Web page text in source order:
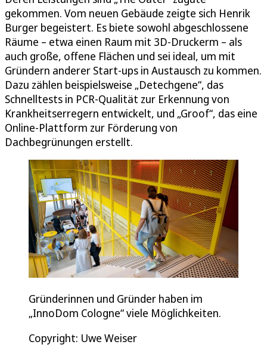
gekommen. Vom neuen Gebäude zeigte sich Henrik
Burger begeistert. Es biete sowohl abgeschlossene
Räume – etwa einen Raum mit 3D-Druckerm – als
auch große, offene Flächen und sei ideal, um mit
Gründern anderer Start-ups in Austausch zu kommen.
Dazu zählen beispielsweise „Detechgene“, das
Schnelltests in PCR-Qualität zur Erkennung von
Krankheitserregern entwickelt, und „Groof“, das eine
Online-Plattform zur Förderung von
Dachbegrünungen erstellt.
Gründerinnen und Gründer haben im
„InnoDom Cologne“ viele Möglichkeiten.
Copyright: Uwe Weiser